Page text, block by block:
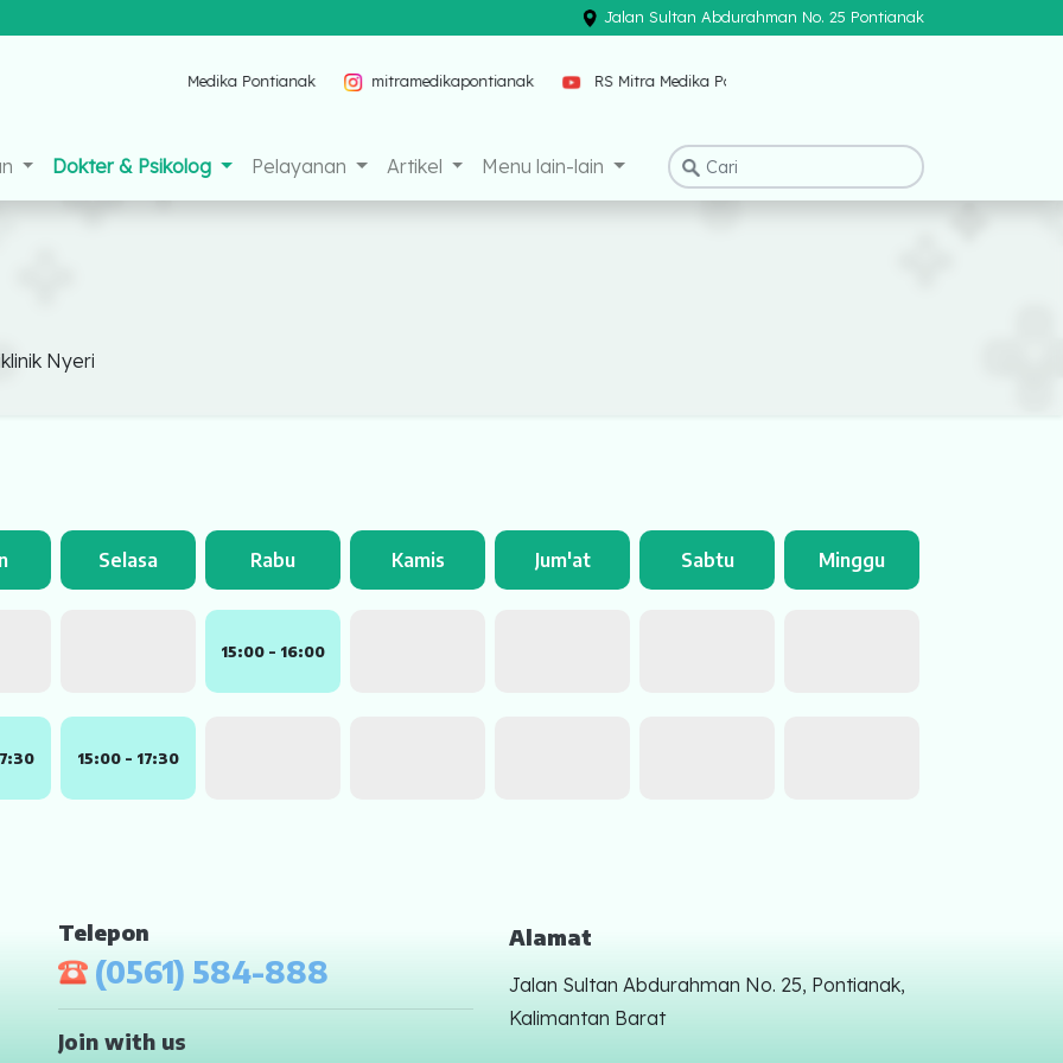
Jalan Sultan Abdurahman No. 25 Pontianak
Mitra Medika Pontianak mitramedikapontianak RS Mitra Medika Pontianak
Dokter & Psikolog Pelayanan Artikel Menu lain-lain
Nyeri
Selasa Rabu Kamis Jum'at Sabtu Minggu
15:00 - 16:00
15:00 - 17:30
Telepon
(0561) 584-888
Join with us
Alamat
Jalan Sultan Abdurahman No. 25, Pontianak,
Kalimantan Barat